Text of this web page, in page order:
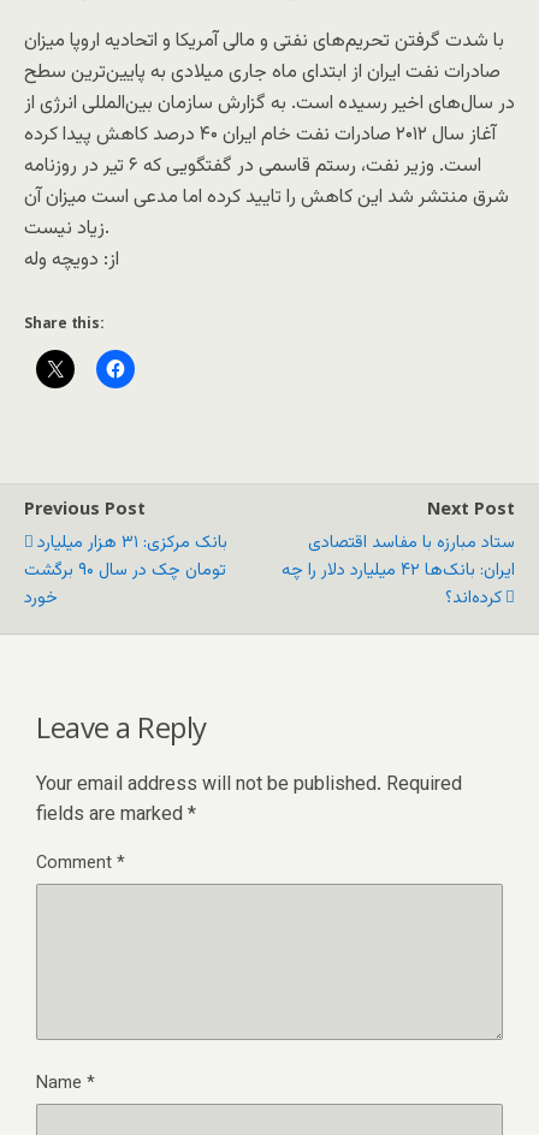
با شدت گرفتن تحریم‌های نفتی و مالی آمریکا و اتحادیه اروپا میزان
صادرات نفت ایران از ابتدای ماه جاری میلادی به پایین‌ترین سطح
در سال‌های اخیر رسیده است. به گزارش سازمان بین‌المللی انرژی از
آغاز سال ۲۰۱۲ صادرات نفت خام ایران ۴۰ درصد کاهش پیدا کرده
است. وزیر نفت، رستم قاسمی در گفتگویی که ۶ تیر در روزنامه
شرق منتشر شد این کاهش را تایید کرده اما مدعی است میزان آن
زیاد نیست.
از: دويچه وله
Share this:
Previous Post
بانک مرکزی: ۳۱ هزار میلیارد
تومان چک در سال ۹۰ برگشت
خورد
Next Post
ستاد مبارزه با مفاسد اقتصادی
ایران: بانک‌ها ۴۲ میلیارد دلار را چه
کرده‌اند؟
Leave a Reply
Your email address will not be published. Required
fields are marked *
Comment*
Name *